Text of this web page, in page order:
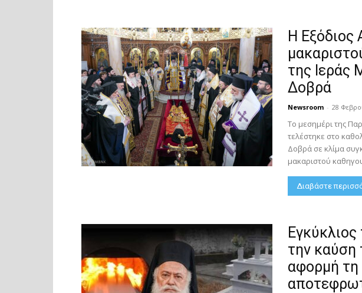
Η Εξόδιος
της Ιεράς
Δοβρά
Newsroom - 28
Το μεσημέρι της
τελέστηκε στο
Δοβρά σε κλίμα
μακαριστού
Διαβάστε
Εγκύκλιος
την καύση
αφορμή τη